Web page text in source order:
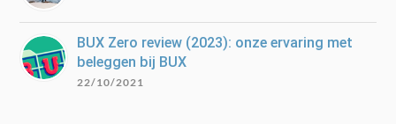
BUX Zero review (2023): onze ervaring met
beleggen bij BUX
22/10/2021